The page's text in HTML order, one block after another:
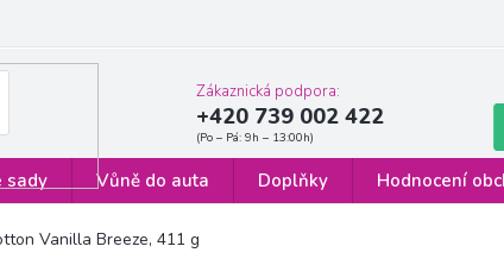
podmínky Formulář pro
Zákaznická podpora:
+420 739 002 422
sady Vůně do auta Doplňky Hodnocení
Vanilla Breeze, 411 g